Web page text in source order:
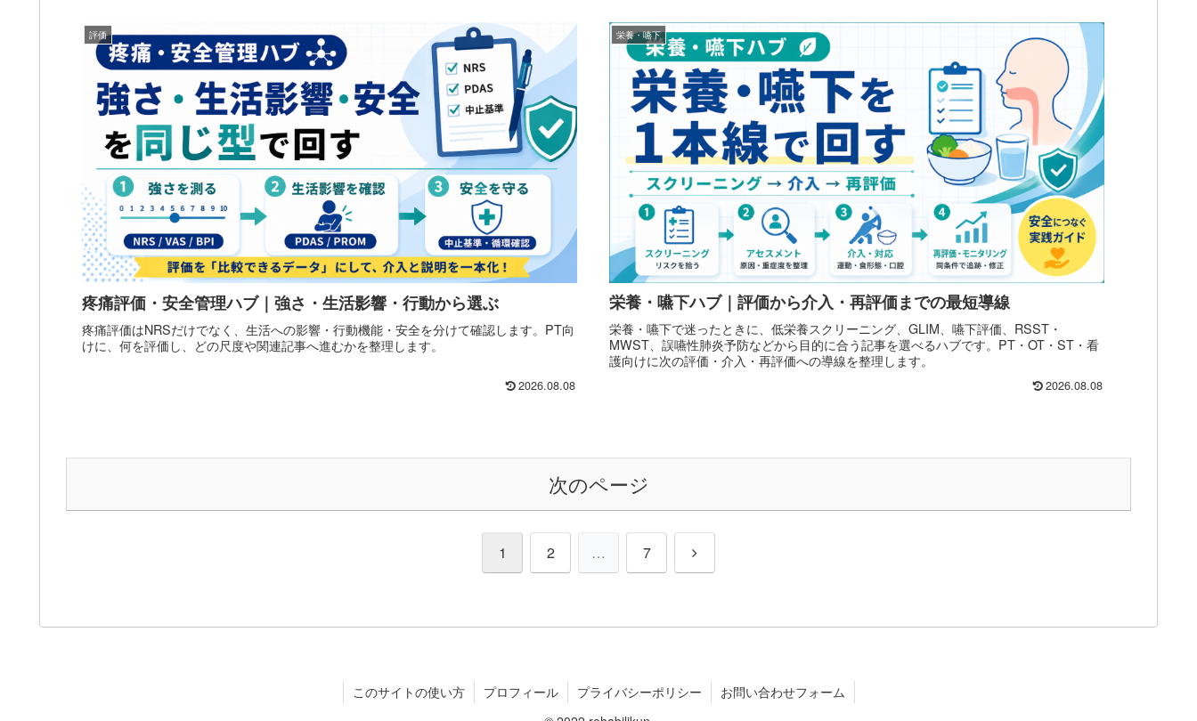
評価
疼痛評価・安全管理ハブ｜強さ・生活影響・行動から選ぶ
疼痛評価はNRSだけでなく、生活への影響・行動機能・安全を分けて確認します。PT向
けに、何を評価し、どの尺度や関連記事へ進むかを整理します。
2026.08.08
栄養・嚥下
栄養・嚥下ハブ｜評価から介入・再評価までの最短導線
栄養・嚥下で迷ったときに、低栄養スクリーニング、GLIM、嚥下評価、RSST・
MWST、誤嚥性肺炎予防などから目的に合う記事を選べるハブです。PT・OT・ST・看
護向けに次の評価・介入・再評価への導線を整理します。
2026.08.08
次のページ
1 2 … 7
次
このサイトの使い方 プロフィール プライバシーポリシー
お問い合わせフォーム